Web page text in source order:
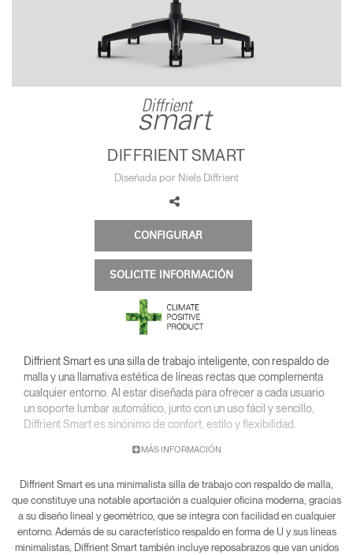
Opens
Opens
Opens
to
Blog
Opens
to
Opens
to
DIFFRIENT SMART
Diseñada por Niels Diffrient
CONFIGURAR
SOLICITE INFORMACIÓN
Diffrient Smart es una silla de trabajo inteligente, con respaldo de
malla y una llamativa estética de líneas rectas que complementa
cualquier entorno. Al estar diseñada para ofrecer a cada usuario
un soporte lumbar automático, junto con un uso fácil y sencillo,
Diffrient Smart es sinónimo de confort, estilo y flexibilidad.
sillas Liberty y Diffrient World de Humanscale, incorpora la
la forma) y un sistema de reclinación sin mecanismos para
ofrecer un soporte perfecto a cualquier usuario.
MÁS INFORMACIÓN
Diffrient Smart es una minimalista silla de trabajo con respaldo de malla,
que constituye una notable aportación a cualquier oficina moderna, gracias
a su diseño lineal y geométrico, que se integra con facilidad en cualquier
entorno. Además de su característico respaldo en forma de U y sus líneas
minimalistas, Diffrient Smart también incluye reposabrazos que van unidos